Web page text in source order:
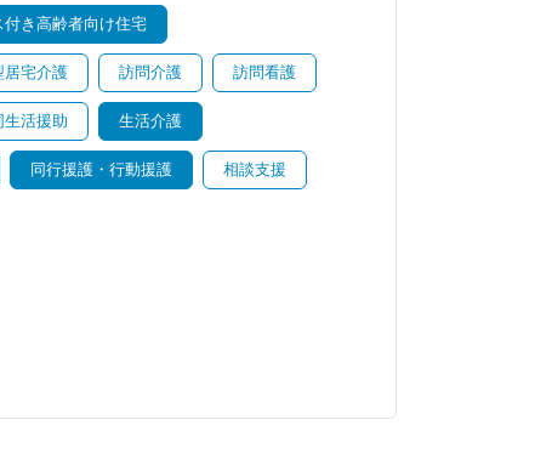
付き高齢者向け住宅
居宅介護 訪問介護 訪問看護
生活援助 生活介護
同行援護・行動援護 相談支援